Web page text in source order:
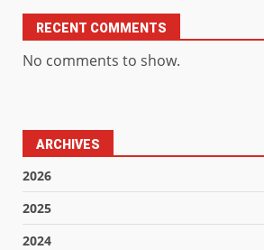
RECENT COMMENTS
No comments to show.
ARCHIVES
2026
2025
2024